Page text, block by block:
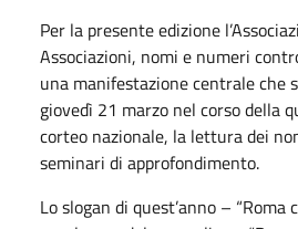
Per la presente edizione
Associazioni, nomi e numeri
una manifestazione centrale che
giovedì 21 marzo nel corso della
corteo nazionale, la lettura dei
seminari di approfondimento.
Lo slogan di quest’anno –